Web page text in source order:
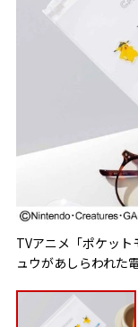
TVアニメ「ポケッ
ュウがあしらわれた